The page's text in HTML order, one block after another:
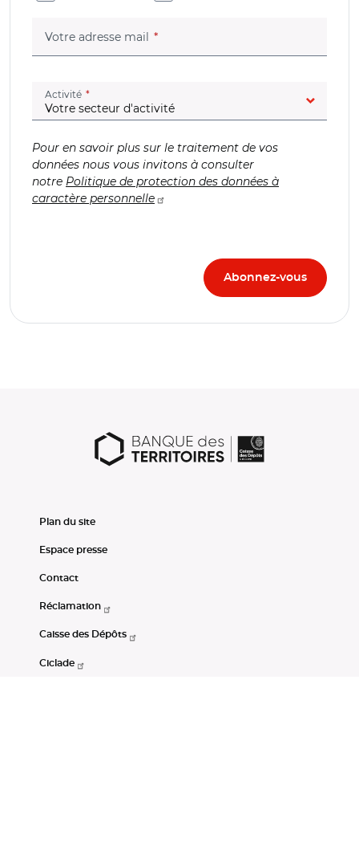
Votre adresse mail (champ obligatoire)
Activité (champ obligatoire)
Pour en savoir plus sur le traitement de vos
données nous vous invitons à consulter
notre Politique de protection des données à
caractère personnelle
Plan du site
Espace presse
Contact
Réclamation
Caisse des Dépôts
Ciclade